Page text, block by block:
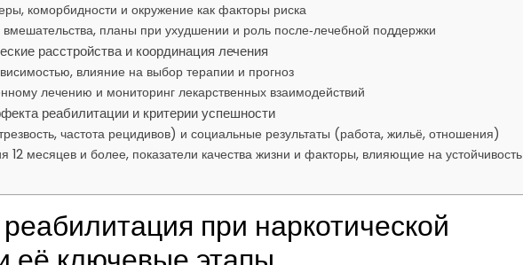
коморбидности и окружение как факторы риска
планы при ухудшении и роль после‑лечебной поддержки
расстройства и координация лечения
влияние на выбор терапии и прогноз
лечению и мониторинг лекарственных взаимодействий
реабилитации и критерии успешности
частота рецидивов) и социальные результаты (работа, жильё, отношения)
12 месяцев и более, показатели качества жизни и факторы, влияющие на устойчивость
при наркотической